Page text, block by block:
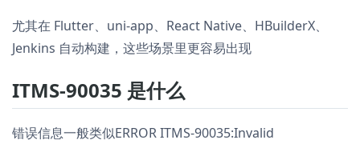
尤其在 Flutter、uni-app、React Native、HBuilderX、
Jenkins 自动构建，这些场景里更容易出现
ITMS-90035 是什么
错误信息一般类似ERROR ITMS-90035:Invalid